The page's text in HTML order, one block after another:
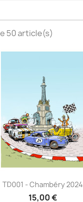
50 article(s)
TD001 - Chambéry 2024
15,00 €